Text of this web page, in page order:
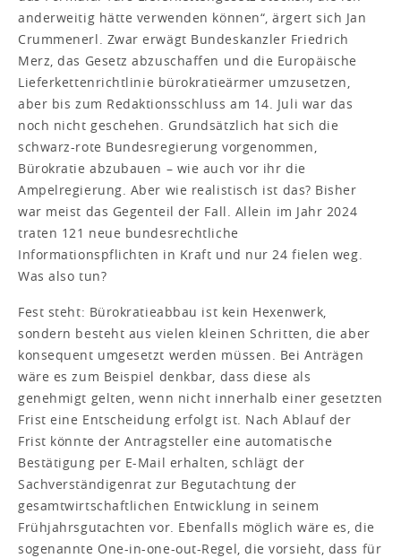
anderweitig hätte verwenden können“, ärgert sich Jan
Crummenerl. Zwar erwägt Bundeskanzler Friedrich
Merz, das Gesetz abzuschaffen und die Europäische
Lieferkettenrichtlinie bürokratieärmer umzusetzen,
aber bis zum Redaktionsschluss am 14. Juli war das
noch nicht geschehen. Grundsätzlich hat sich die
schwarz-rote Bundesregierung vorgenommen,
Bürokratie abzu­bauen – wie auch vor ihr die
Ampelregierung. Aber wie realistisch ist das? Bisher
war meist das Gegenteil der Fall. Allein im Jahr 2024
traten 121 neue bundesrechtliche
Informationspflichten in Kraft und nur 24 fielen weg.
Was also tun?
Fest steht: Bürokratieabbau ist kein Hexenwerk,
sondern besteht aus vielen kleinen Schritten, die aber
konsequent umgesetzt werden müssen. Bei Anträgen
wäre es zum Beispiel denkbar, dass diese als
genehmigt gelten, wenn nicht innerhalb einer gesetzten
Frist eine Entscheidung erfolgt ist. Nach Ablauf der
Frist könnte der Antragsteller eine automatische
Bestätigung per E-Mail erhalten, schlägt der
Sachverständigenrat zur Begutachtung der
gesamtwirtschaftlichen Entwicklung in seinem
Frühjahrsgutachten vor. Ebenfalls möglich wäre es, die
sogenannte One-in-one-out-Regel, die vorsieht, dass für